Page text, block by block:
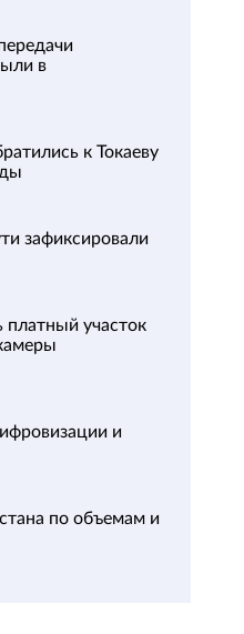
в
к Токаеву
зафиксировали
платный участок
и
по объемам и